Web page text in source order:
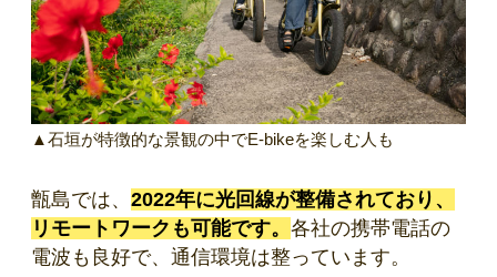
▲石垣が特徴的な景観の中でE-bikeを楽しむ人も
甑島では、 2022年に光回線が整備されており、
リモートワークも可能です。 各社の携帯電話の
電波も良好で、通信環境は整っています。